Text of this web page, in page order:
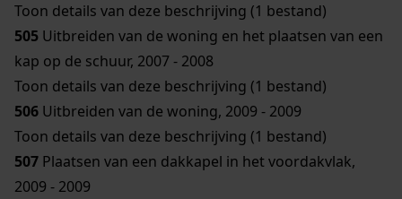
Toon details van deze beschrijving (1 bestand)
505 Uitbreiden van de woning en het plaatsen van een
kap op de schuur, 2007 - 2008
Toon details van deze beschrijving (1 bestand)
506 Uitbreiden van de woning, 2009 - 2009
Toon details van deze beschrijving (1 bestand)
507 Plaatsen van een dakkapel in het voordakvlak,
2009 - 2009